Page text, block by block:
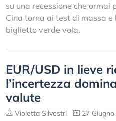
su una recessione che
Cina torna ai test di massa e
biglietto verde vola.
EUR/USD in lieve
l’incertezza
valute
Violetta Silvestri 27